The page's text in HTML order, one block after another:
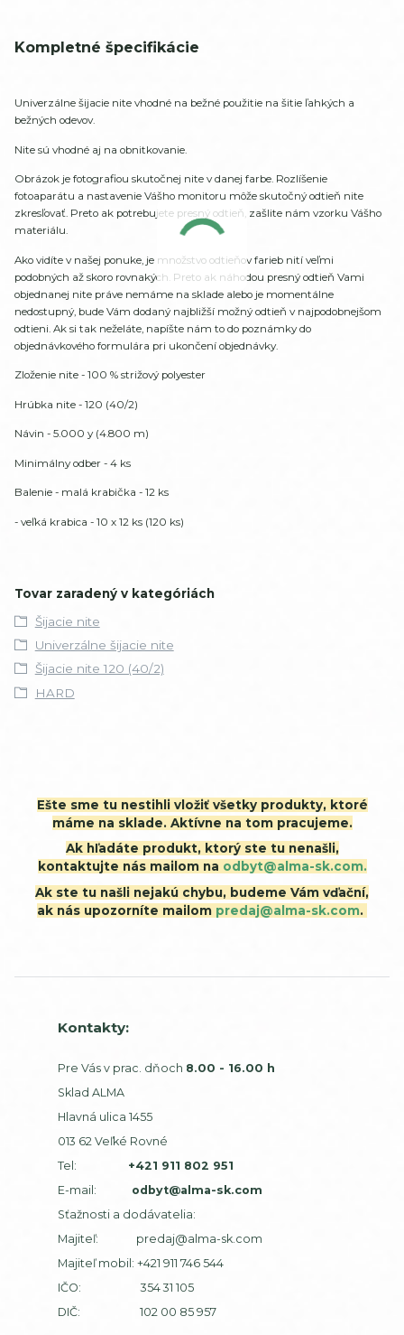
Kompletné špecifikácie
Univerzálne šijacie nite vhodné na bežné použitie na šitie ľahkých a
bežných odevov.
Nite sú vhodné aj na obnitkovanie.
Obrázok je fotografiou skutočnej nite v danej farbe. Rozlíšenie
fotoaparátu a nastavenie Vášho monitoru môže skutočný odtieň nite
zkresľovať. Preto ak potrebujete presný odtieň, zašlite nám vzorku Vášho
materiálu.
Ako vidíte v našej ponuke, je množstvo odtieňov farieb nití veľmi
podobných až skoro rovnakých. Preto ak náhodou presný odtieň Vami
objednanej nite práve nemáme na sklade alebo je momentálne
nedostupný, bude Vám dodaný najbližší možný odtieň v najpodobnejšom
odtieni. Ak si tak neželáte, napíšte nám to do poznámky do
objednávkového formulára pri ukončení objednávky.
Zloženie nite - 100 % strižový polyester
Hrúbka nite - 120 (40/2)
Návin - 5.000 y (4.800 m)
Minimálny odber - 4 ks
Balenie - malá krabička - 12 ks
- veľká krabica - 10 x 12 ks (120 ks)
Tovar zaradený v kategóriách
Šijacie nite
Univerzálne šijacie nite
Šijacie nite 120 (40/2)
HARD
Ešte sme tu nestihli vložiť všetky produkty, ktoré
máme na sklade. Aktívne na tom pracujeme.
Ak hľadáte produkt, ktorý ste tu nenašli,
kontaktujte nás mailom na odbyt@alma-sk.com.
Ak ste tu našli nejakú chybu, budeme Vám vďační,
ak nás upozorníte mailom predaj@alma-sk.com.
Kontakty:
Pre Vás v prac. dňoch 8.00 - 16.00 h
Sklad ALMA
Hlavná ulica 1455
013 62 Veľké Rovné
Tel:
+421 911 802 951
E-mail: odbyt@alma-sk.com
Sťažnosti a dodávatelia:
Majiteľ: predaj@alma-sk.com
Majiteľ mobil: +421 911 746 544
IČO: 354 31 105
DIČ: 102 00 85 957